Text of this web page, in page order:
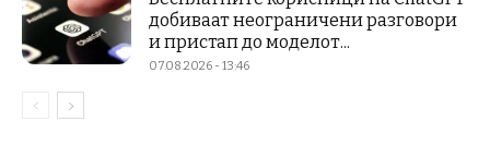
добиваат неограничени разговори
и пристап до моделот...
07.08.2026 - 13:46